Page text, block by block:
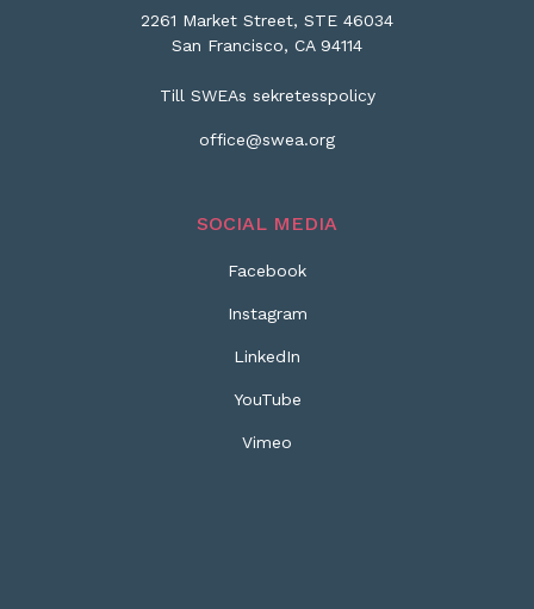
2261 Market Street, STE 46034
San Francisco, CA 94114
Till SWEAs sekretesspolicy
office@swea.org
SOCIAL MEDIA
Facebook
Instagram
LinkedIn
YouTube
Vimeo